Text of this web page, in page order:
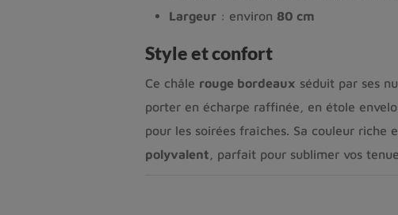
Largeur: environ 80 cm
Style et confort
Ce châle rouge bordeaux séduit par ses
porter en écharpe raffinée, en étole
pour les soirées fraîches. Sa couleur riche
polyvalent , parfait pour sublimer vos